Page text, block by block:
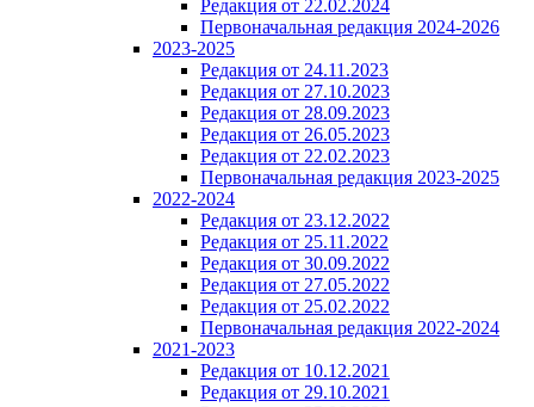
Редакция от 22.02.2024
Первоначальная редакция 2024-2026
2023-2025
Редакция от 24.11.2023
Редакция от 27.10.2023
Редакция от 28.09.2023
Редакция от 26.05.2023
Редакция от 22.02.2023
Первоначальная редакция 2023-2025
2022-2024
Редакция от 23.12.2022
Редакция от 25.11.2022
Редакция от 30.09.2022
Редакция от 27.05.2022
Редакция от 25.02.2022
Первоначальная редакция 2022-2024
2021-2023
Редакция от 10.12.2021
Редакция от 29.10.2021